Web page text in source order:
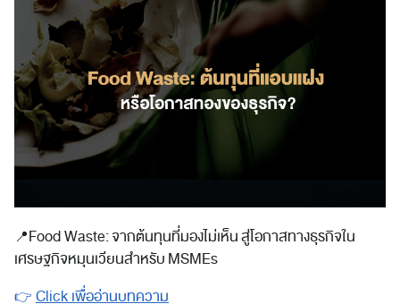
📍Food Waste: จากต้นทุนที่มองไม่เห็น สู่โอกาสทางธุรกิจใน
เศรษฐกิจหมุนเวียนสำหรับ MSMEs
👉Click เพื่ออ่านบทความ